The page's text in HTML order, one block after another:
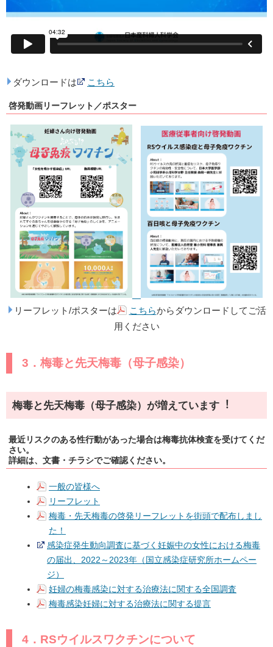
ダウンロードは こちら
啓発動画リーフレット／ポスター
リーフレット/ポスターは こちらからダウンロードしてご活
用ください
3．梅毒と先天梅毒（母子感染）
梅毒と先天梅毒（母子感染）が増えています︕
最近リスクのある性行動があった場合は梅毒抗体検査を受けてくだ
さい。
詳細は、文書・チラシでご確認ください。
一般の皆様へ
リーフレット
梅毒・先天梅毒の啓発リーフレットを街頭で配布しまし
た！
感染症発生動向調査に基づく妊娠中の女性における梅毒
の届出、2022～2023年（国立感染症研究所ホームペー
ジ）
妊婦の梅毒感染に対する治療法に関する全国調査
梅毒感染妊婦に対する治療法に関する提言
4．RSウイルスワクチンについて